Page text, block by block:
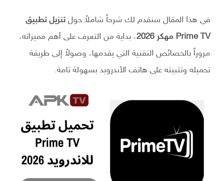
في هذا المقال سنقدم لك شرحاً شاملاً حولتنزيل تطبيق
Prime TV مهكر 2026
، بداية من التعرف على أهم مميزاته،
مروراً بالخصائص التقنية التي يقدمها، وصولاً إلى طريقة
تحميله وتثبيته على هاتف الأندرويد بسهولة تامة.